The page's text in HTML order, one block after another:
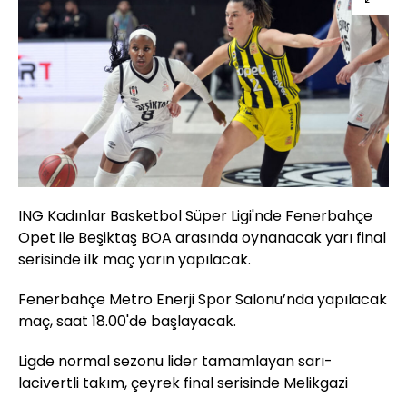
ING Kadınlar Basketbol Süper Ligi'nde Fenerbahçe
Opet ile Beşiktaş BOA arasında oynanacak yarı final
serisinde ilk maç yarın yapılacak.
Fenerbahçe Metro Enerji Spor Salonu’nda yapılacak
maç, saat 18.00'de başlayacak.
Ligde normal sezonu lider tamamlayan sarı-
lacivertli takım, çeyrek final serisinde Melikgazi